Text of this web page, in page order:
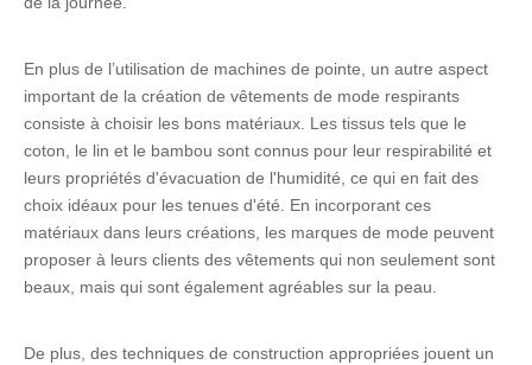
En plus de l’utilisation de machines de pointe, un autre aspect
important de la création de vêtements de mode respirants
consiste à choisir les bons matériaux. Les tissus tels que le
coton, le lin et le bambou sont connus pour leur respirabilité et
leurs propriétés d'évacuation de l'humidité, ce qui en fait des
choix idéaux pour les tenues d'été. En incorporant ces
matériaux dans leurs créations, les marques de mode peuvent
proposer à leurs clients des vêtements qui non seulement sont
beaux, mais qui sont également agréables sur la peau.
De plus, des techniques de construction appropriées jouent un